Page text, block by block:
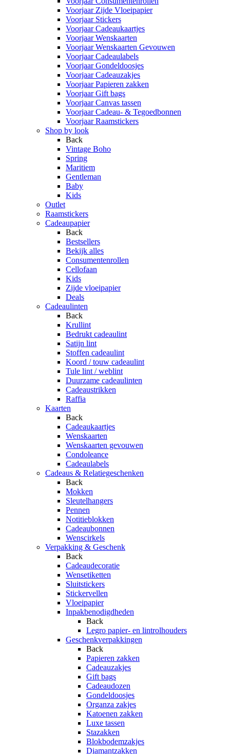
Voorjaar Zijde Vloeipapier
Voorjaar Stickers
Voorjaar Cadeaukaartjes
Voorjaar Wenskaarten
Voorjaar Wenskaarten Gevouwen
Voorjaar Cadeaulabels
Voorjaar Gondeldoosjes
Voorjaar Cadeauzakjes
Voorjaar Papieren zakken
Voorjaar Gift bags
Voorjaar Canvas tassen
Voorjaar Cadeau- & Tegoedbonnen
Voorjaar Raamstickers
Shop by look
Back
Vintage Boho
Spring
Maritiem
Gentleman
Baby
Kids
Outlet
Raamstickers
Cadeaupapier
Back
Bestsellers
Bekijk alles
Consumentenrollen
Cellofaan
Kids
Zijde vloeipapier
Deals
Cadeaulinten
Back
Krullint
Bedrukt cadeaulint
Satijn lint
Stoffen cadeaulint
Koord / touw cadeaulint
Tule lint / weblint
Duurzame cadeaulinten
Cadeaustrikken
Raffia
Kaarten
Back
Cadeaukaartjes
Wenskaarten
Wenskaarten gevouwen
Condoleance
Cadeaulabels
Cadeaus & Relatiegeschenken
Back
Mokken
Sleutelhangers
Pennen
Notitieblokken
Cadeaubonnen
Wenscirkels
Verpakking & Geschenk
Back
Cadeaudecoratie
Wensetiketten
Sluitstickers
Stickervellen
Vloeipapier
Inpakbenodigdheden
Back
Legro papier- en lintrolhouders
Geschenkverpakkingen
Back
Papieren zakken
Cadeauzakjes
Gift bags
Cadeaudozen
Gondeldoosjes
Organza zakjes
Katoenen zakken
Luxe tassen
Stazakken
Blokbodemzakjes
Diamantzakken